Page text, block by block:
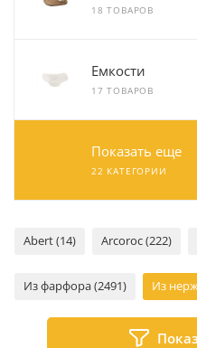
18 ТОВАРОВ
Емкости
17 ТОВАРОВ
Показать еще
22 КАТЕГОРИИ
Abert (14) Arcoroc (222)
Из фарфора (2491) Из